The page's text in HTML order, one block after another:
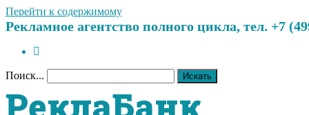
Перейти к содержимому
Рекламное агентство полного цикла, тел. +7
Поиск... Искать